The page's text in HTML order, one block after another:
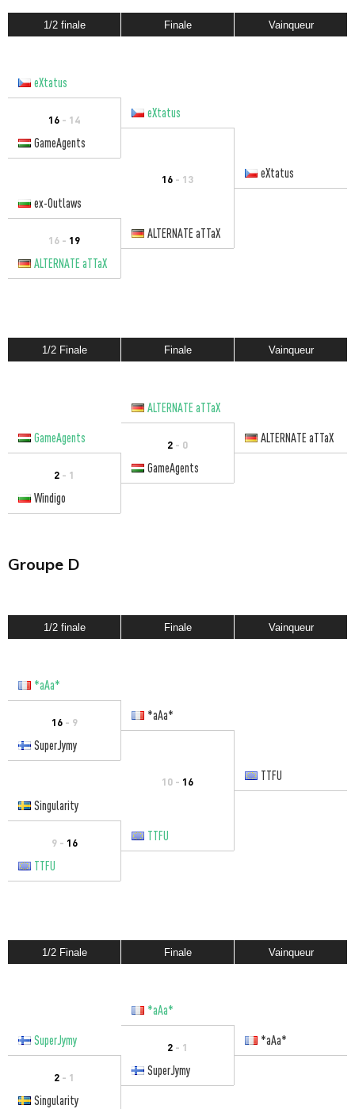
1/2 finale Finale Vainqueur
eXtatus
16 - 14
eXtatus
GameAgents
16 - 13
eXtatus
ex-Outlaws
16 - 19
ALTERNATE aTTaX
ALTERNATE aTTaX
1/2 Finale Finale Vainqueur
ALTERNATE aTTaX
GameAgents
2 - 0 ALTERNATE aTTaX
2 - 1
GameAgents
Windigo
Groupe D
1/2 finale Finale Vainqueur
*aAa*
16- 9
*aAa*
SuperJymy
10 - 16
TTFU
Singularity
9 - 16
TTFU
TTFU
1/2 Finale Finale Vainqueur
*aAa*
SuperJymy
2 - 1 *aAa*
2 - 1
SuperJymy
Singularity